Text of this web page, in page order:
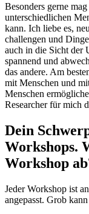
Besonders gerne
unterschiedlichen
kann. Ich liebe es,
challengen und
auch in die Sicht der
spannend und
das andere. Am
mit Menschen und
Menschen
Researcher für mich
Dein
Workshops.
Workshop
Jeder Workshop ist
angepasst. Grob